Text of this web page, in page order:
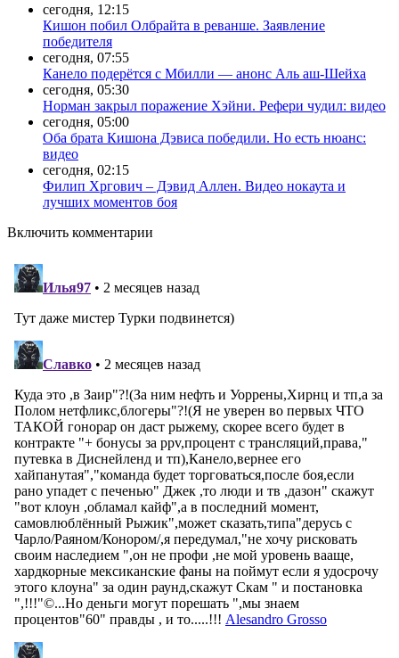
сегодня, 12:15
Кишон побил Олбрайта в реванше. Заявление
победителя
сегодня, 07:55
Канело подерётся с Мбилли — анонс Аль аш-Шейха
сегодня, 05:30
Норман закрыл поражение Хэйни. Рефери чудил: видео
сегодня, 05:00
Оба брата Кишона Дэвиса победили. Но есть нюанс:
видео
сегодня, 02:15
Филип Хргович – Дэвид Аллен. Видео нокаута и
лучших моментов боя
Включить комментарии